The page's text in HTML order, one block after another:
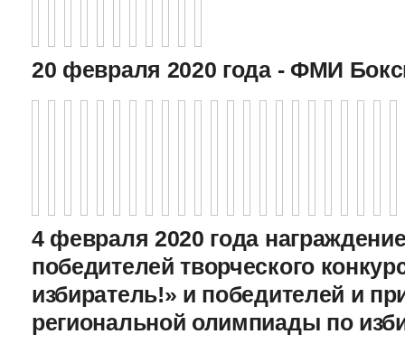
20 февраля 2020 года - ФМИ
4 февраля 2020 года
победителей творческого
избиратель!» и победителей и
региональной олимпиады по